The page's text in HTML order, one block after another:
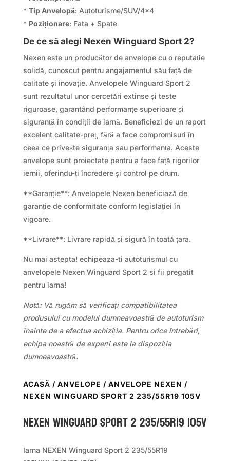
* Tip Anvelopă: Autoturisme/SUV/4×4
* Poziționare: Fata + Spate
De ce să alegi Nexen Winguard Sport 2?
Nexen este un producător de anvelope cu o reputație
solidă, cunoscut pentru angajamentul său față de
calitate și inovație. Anvelopele Winguard Sport 2
sunt rezultatul unor cercetări extinse și teste
riguroase, garantând performanțe superioare și
siguranță în condiții de iarnă. Beneficiezi de un raport
excelent calitate-preț, fără a face compromisuri în
ceea ce privește siguranța sau performanța. Aceste
anvelope sunt proiectate pentru a face față rigorilor
iernii, oferindu-ți încredere și control pe drum.
**Garanție**: Anvelopele Nexen beneficiază de
garanție de conformitate conform legislației în
vigoare.
**Livrare**: Livrare rapidă și sigură în toată țara.
Nu mai astepta! echipeaza-ti autoturismul cu
anvelopele Nexen Winguard Sport 2 si fii pregatit
pentru iarna!
Notă: Vă rugăm să verificați compatibilitatea
produsului cu modelul dumneavoastră de autoturism
înainte de a efectua achiziția. Pentru orice întrebări,
echipa noastră de experți este la dispoziția
dumneavoastră.
ACASĂ / ANVELOPE / ANVELOPE NEXEN /
NEXEN WINGUARD SPORT 2 235/55R19 105V
Nexen WINGUARD SPORT 2 235/55R19 105V
Iarna NEXEN Winguard Sport 2 235/55R19